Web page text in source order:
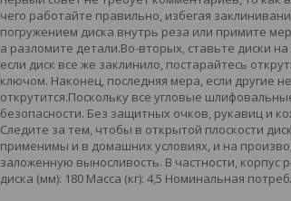
чего работайте правильно, избегая
погружением диска внутрь реза или примите
а разломите детали.Во-вторых, ставьте диски
если диск все же заклинило, постарайтесь
ключом. Наконец, последняя мера, если другие
открутится.Поскольку все угловые
безопасности. Без защитных очков, рукавиц и
Следите за тем, чтобы в открытой плоскости
применимы и в домашних условиях, и на
заложенную выносливость. В частности,
диска (мм): 180 Масса (кг): 4,5 Номинальная